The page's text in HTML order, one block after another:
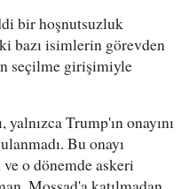
bir hoşnutsuzluk
bazı isimlerin görevden
seçilme girişimiyle
Trump'ın onayını
Bu onayı
o dönemde askeri